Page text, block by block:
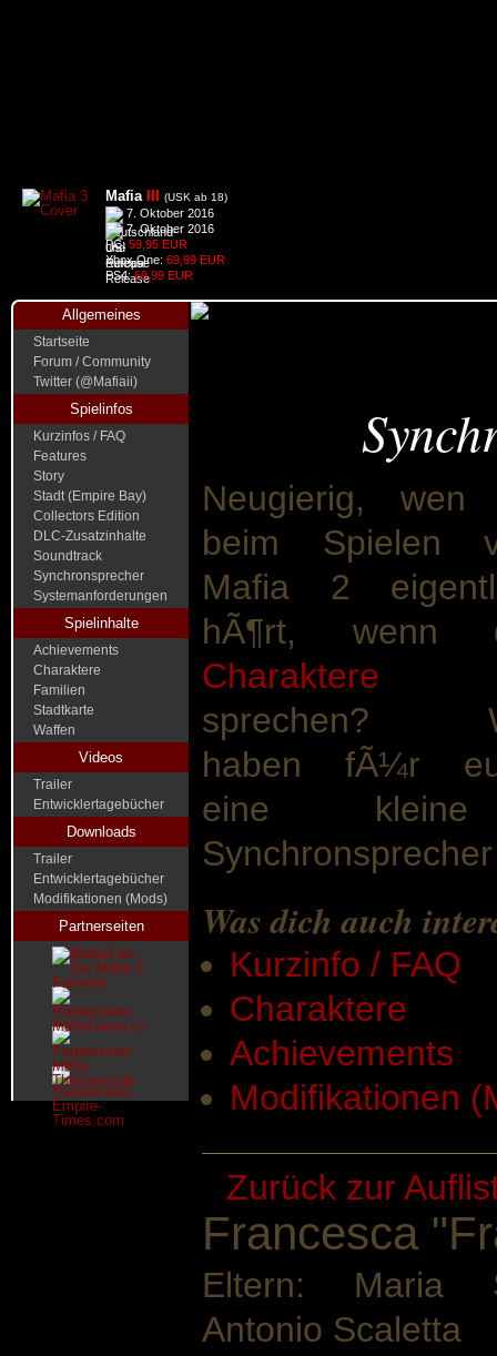
Mafia (USK ab 18)
7. Oktober 2016
7. Oktober 2016
PC: 59,95 EUR
Xbox One: 69,99 EUR
PS4:69,99 EUR
Allgemeines
Startseite
Forum / Community
Twitter (@Mafiaii)
Spielinfos
Kurzinfos / FAQ
Features
Story
Stadt (Empire Bay)
Collectors Edition
DLC-Zusatzinhalte
Soundtrack
Synchronsprecher
Systemanforderungen
Spielinhalte
Achievements
Charaktere
Familien
Stadtkarte
Waffen
Videos
Trailer
Entwicklertagebücher
Downloads
Trailer
Entwicklertagebücher
Modifikationen (Mods)
Partnerseiten
Neugierig, wen
beim Spielen
Mafia 2
hÃ¶rt, wenn
Charaktere
sprechen?
haben fÃ¼r
eine
Was dich auch
Kurzinfo / FAQ
Charaktere
Achievements
Modifikationen
Zurück zur
Francesca
Eltern: Maria
Antonio Scaletta